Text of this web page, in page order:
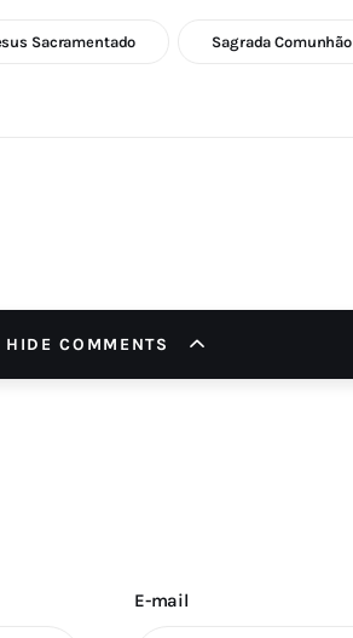
Sacramentado Sagrada Comunhão
HIDE COMMENTS
E-mail